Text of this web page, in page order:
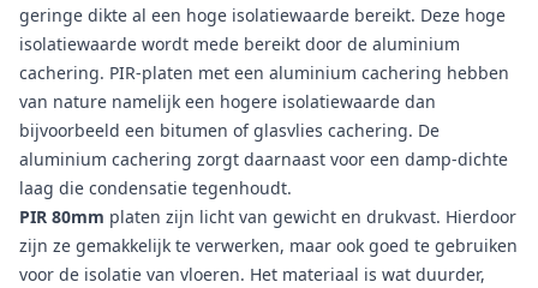
geringe dikte al een hoge isolatiewaarde bereikt. Deze hoge
isolatiewaarde wordt mede bereikt door de aluminium
cachering. PIR-platen met een aluminium cachering hebben
van nature namelijk een hogere isolatiewaarde dan
bijvoorbeeld een bitumen of glasvlies cachering. De
aluminium cachering zorgt daarnaast voor een damp-dichte
laag die condensatie tegenhoudt.
PIR 80mm platen zijn licht van gewicht en drukvast. Hierdoor
zijn ze gemakkelijk te verwerken, maar ook goed te gebruiken
voor de isolatie van vloeren. Het materiaal is wat duurder,